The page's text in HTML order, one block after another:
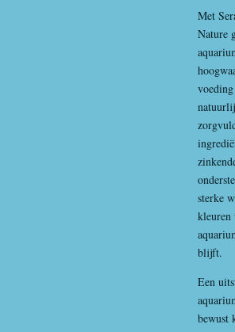
Met
Nature
sterke
blijft.
Een
bewust